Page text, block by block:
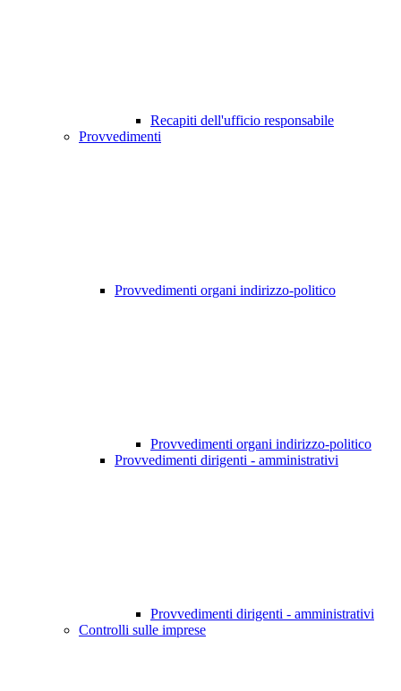
Recapiti dell'ufficio responsabile
Provvedimenti
Provvedimenti organi indirizzo-politico
Provvedimenti organi indirizzo-politico
Provvedimenti dirigenti - amministrativi
Provvedimenti dirigenti - amministrativi
Controlli sulle imprese